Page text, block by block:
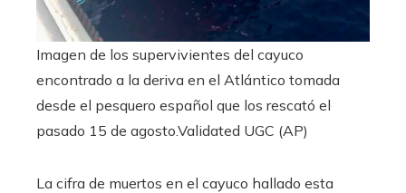
Imagen de los supervivientes del cayuco
encontrado a la deriva en el Atlántico tomada
desde el pesquero español que los rescató el
pasado 15 de agosto.Validated UGC (AP)
La cifra de muertos en el cayuco hallado esta